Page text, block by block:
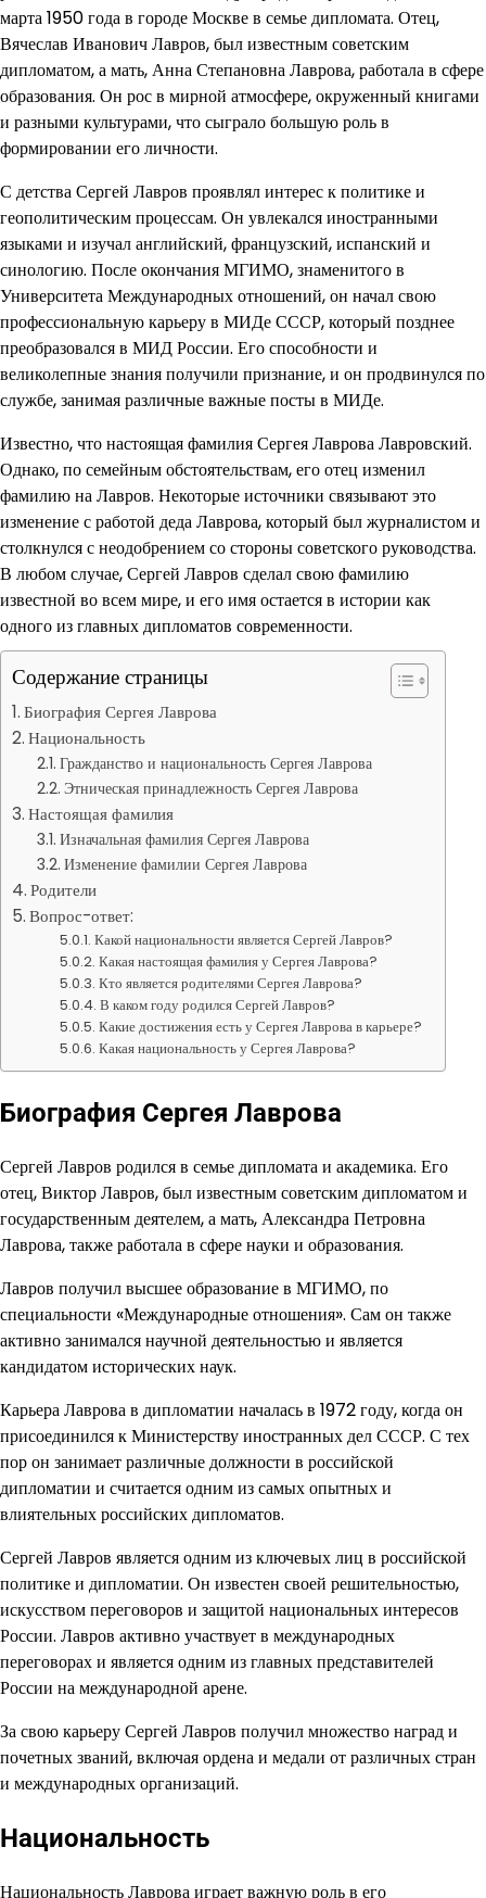
марта 1950 года в городе Москве в семье дипломата. Отец,
Вячеслав Иванович Лавров, был известным советским
дипломатом, а мать, Анна Степановна Лаврова, работала в сфере
образования. Он рос в мирной атмосфере, окруженный книгами
и разными культурами, что сыграло большую роль в
формировании его личности.
С детства Сергей Лавров проявлял интерес к политике и
геополитическим процессам. Он увлекался иностранными
языками и изучал английский, французский, испанский и
синологию. После окончания МГИМО, знаменитого в
Университета Международных отношений, он начал свою
профессиональную карьеру в МИДе СССР, который позднее
преобразовался в МИД России. Его способности и
великолепные знания получили признание, и он продвинулся по
службе, занимая различные важные посты в МИДе.
Известно, что настоящая фамилия Сергея Лаврова Лавровский.
Однако, по семейным обстоятельствам, его отец изменил
фамилию на Лавров. Некоторые источники связывают это
изменение с работой деда Лаврова, который был журналистом и
столкнулся с неодобрением со стороны советского руководства.
В любом случае, Сергей Лавров сделал свою фамилию
известной во всем мире, и его имя остается в истории как
одного из главных дипломатов современности.
Содержание страницы
Биография Сергея Лаврова
Национальность
Гражданство и национальность Сергея Лаврова
Этническая принадлежность Сергея Лаврова
Настоящая фамилия
Изначальная фамилия Сергея Лаврова
Изменение фамилии Сергея Лаврова
Родители
Вопрос-ответ:
Какой национальности является Сергей Лавров?
Какая настоящая фамилия у Сергея Лаврова?
Кто является родителями Сергея Лаврова?
В каком году родился Сергей Лавров?
Какие достижения есть у Сергея Лаврова в карьере?
Какая национальность у Сергея Лаврова?
Биография Сергея Лаврова
Сергей Лавров родился в семье дипломата и академика. Его
отец, Виктор Лавров, был известным советским дипломатом и
государственным деятелем, а мать, Александра Петровна
Лаврова, также работала в сфере науки и образования.
Лавров получил высшее образование в МГИМО, по
специальности «Международные отношения». Сам он также
активно занимался научной деятельностью и является
кандидатом исторических наук.
Карьера Лаврова в дипломатии началась в 1972 году, когда он
присоединился к Министерству иностранных дел СССР. С тех
пор он занимает различные должности в российской
дипломатии и считается одним из самых опытных и
влиятельных российских дипломатов.
Сергей Лавров является одним из ключевых лиц в российской
политике и дипломатии. Он известен своей решительностью,
искусством переговоров и защитой национальных интересов
России. Лавров активно участвует в международных
переговорах и является одним из главных представителей
России на международной арене.
За свою карьеру Сергей Лавров получил множество наград и
почетных званий, включая ордена и медали от различных стран
и международных организаций.
Национальность
Национальность Лаврова играет важную роль в его